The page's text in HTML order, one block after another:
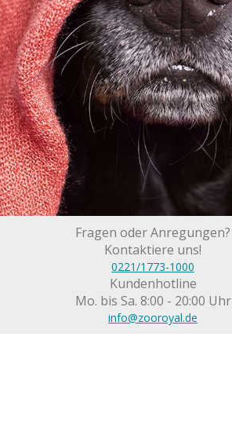
Fragen oder Anregungen?
Kontaktiere uns!
0221/1773-1000
Kundenhotline
Mo. bis Sa. 8:00 - 20:00 Uhr
info@zooroyal.de